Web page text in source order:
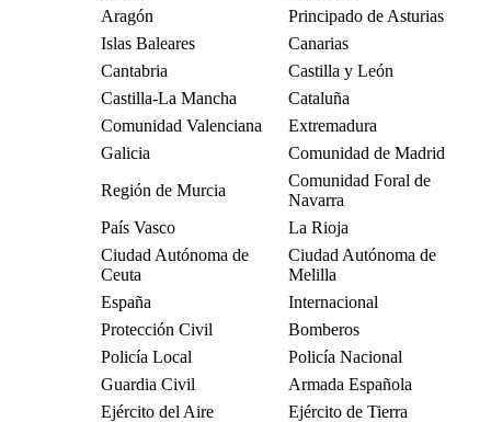
Aragón
Principado de Asturias
Islas Baleares
Canarias
Cantabria
Castilla y León
Castilla-La Mancha
Cataluña
Comunidad Valenciana
Extremadura
Galicia
Comunidad de Madrid
Región de Murcia
Comunidad Foral de
Navarra
País Vasco
La Rioja
Ciudad Autónoma de
Ceuta
Ciudad Autónoma de
Melilla
España
Internacional
Protección Civil
Bomberos
Policía Local
Policía Nacional
Guardia Civil
Armada Española
Ejército del Aire
Ejército de Tierra